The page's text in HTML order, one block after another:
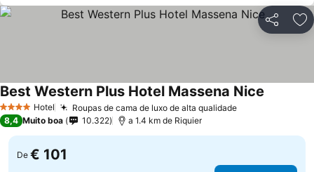
Partilhar
4 EstrelasHotel Roupas de cama de luxo de alta qualidade
Best Western Plus Hotel Massena Nice
8,4 Muito boa 10.322 a 1.4 km de Riquier
De € 101